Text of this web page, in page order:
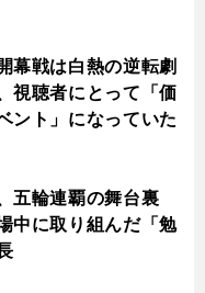
幕戦は白熱の逆転劇
視聴者にとって「価
ント」になっていた
五輪連覇の舞台裏
中に取り組んだ「勉